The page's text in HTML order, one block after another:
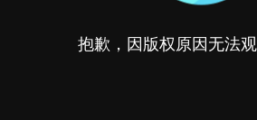
抱歉，因版权原因无法